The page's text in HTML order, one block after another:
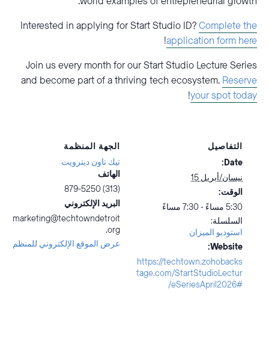
Interested in applying for Start Studio ID?Complete the
application form here
!
Join us every month for our Start Studio Lecture Series
and become part of a thriving tech ecosystem.Reserve
your spot today
!
التفاصيل
Date:
نيسان/أبريل 15
الوقت:
5:30 مساءً - 7:30 مساءً
السلسلة:
استوديو الميزان
Website:
https://techtown.zohobacks
tage.com/StartStudioLectur
eSeriesApril2026#/
الجهة المنظمة
تيك تاون ديترويت
الهاتف
البريد الإلكتروني
marketing@techtowndetroit
.org
عرض الموقع الإلكتروني للمنظم